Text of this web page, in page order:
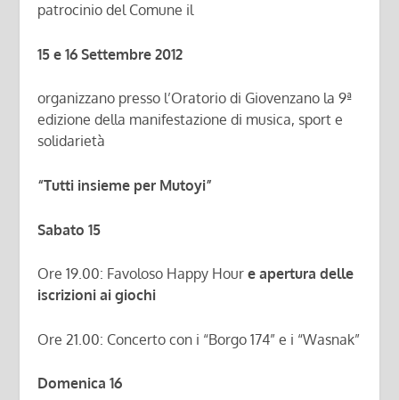
patrocinio del Comune il
15 e 16 Settembre 2012
organizzano presso l’Oratorio di Giovenzano la 9ª
edizione della manifestazione di musica, sport e
solidarietà
“Tutti insieme per Mutoyi”
Sabato 15
Ore 19.00: Favoloso Happy Houre apertura delle
iscrizioni ai giochi
Ore 21.00: Concerto con i “Borgo 174” e i “Wasnak”
Domenica 16